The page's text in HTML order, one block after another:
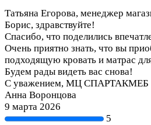
Татьяна Егорова, менеджер
Борис, здравствуйте!
Спасибо, что поделились
Очень приятно знать, что вы
подходящую кровать и матрас
Будем рады видеть вас снова!
С уважением, МЦ СПАРТАКМЕБ
Анна Воронцова
9 марта 2026
5